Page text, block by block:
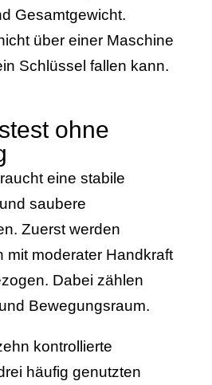
Gesamtgewicht.
über einer Maschine
Schlüssel fallen kann.
ohne
eine stabile
saubere
Zuerst werden
mit moderater Handkraft
Dabei zählen
Bewegungsraum.
kontrollierte
häufig genutzten